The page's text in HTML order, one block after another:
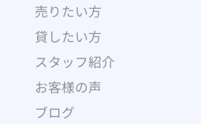
売りたい方
貸したい方
スタッフ紹介
お客様の声
ブログ